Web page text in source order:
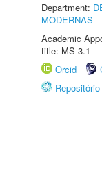
Department:
MODERNAS
Academic
title: MS-3.1
Orcid